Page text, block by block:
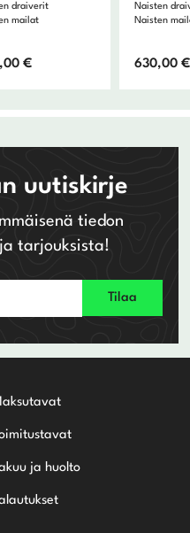
draiverit
mailat
€
Naisten
Naisten
630,00€
uutiskirje
tiedon
tarjouksista!
ja huolto